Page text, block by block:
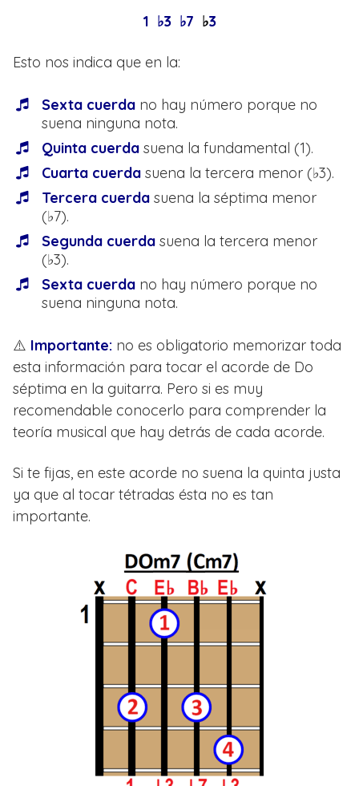
1 ♭3 ♭7 ♭3
Esto nos indica que en la:
Sexta cuerda no hay número porque no
suena ninguna nota.
Quinta cuerda suena la fundamental (1).
Cuarta cuerda suena la tercera menor (♭3).
Tercera cuerda suena la séptima menor
(♭7).
Segunda cuerda suena la tercera menor
(♭3).
Sexta cuerda no hay número porque no
suena ninguna nota.
⚠️ Importante: no es obligatorio memorizar toda
esta información para tocar el acorde de Do
séptima en la guitarra. Pero si es muy
recomendable conocerlo para comprender la
teoría musical que hay detrás de cada acorde.
Si te fijas, en este acorde no suena la quinta justa
ya que al tocar tétradas ésta no es tan
importante.